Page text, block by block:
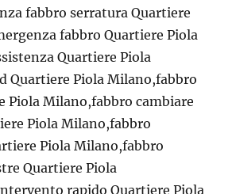
fabbro serratura Quartiere
fabbro Quartiere Piola
Quartiere Piola
Quartiere Piola Milano,fabbro
Piola Milano,fabbro cambiare
Piola Milano,fabbro
Piola Milano,fabbro
Quartiere Piola
rapido Quartiere Piola